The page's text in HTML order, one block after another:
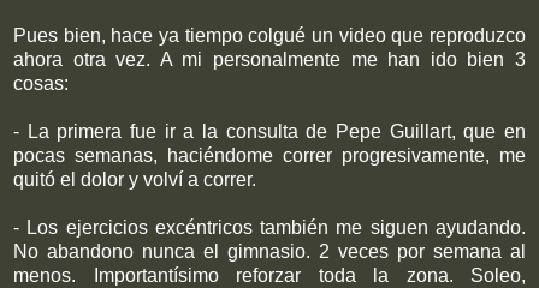
Pues bien, hace ya tiempo colgué un video que reproduzco
ahora otra vez. A mi personalmente me han ido bien 3
cosas:
- La primera fue ir a la consulta de Pepe Guillart, que en
pocas semanas, haciéndome correr progresivamente, me
quitó el dolor y volví a correr.
- Los ejercicios excéntricos también me siguen ayudando.
No abandono nunca el gimnasio. 2 veces por semana al
menos. Importantísimo reforzar toda la zona. Soleo,